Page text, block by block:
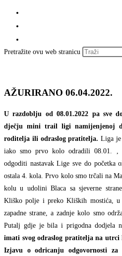
Pretražite ovu web stranicu
AŽURIRANO 06.04.2022.
U razdoblju od 08.01.2022 pa sve
dječju mini trail ligi namijenjenoj
roditelja ili odraslog pratitelja. Liga
iako smo prvo kolo odradili 08.01. ,
odgoditi nastavak Lige sve do početka
ostala 4. kola. Prvo kolo smo trčali na
kolu u udolini Blaca sa sjeverne
Kliško polje i preko Kliških mostića, u
zapadne strane, a zadnje kolo smo
Putalj gdje je bila i prigodna dodjela
imati svog odraslog pratitelja na
Izjavu o odricanju odgovornosti za